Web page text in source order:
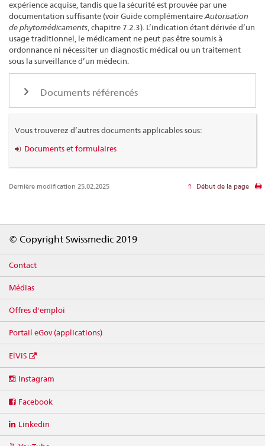
expérience acquise, tandis que la sécurité est prouvée par une
documentation suffisante (voir Guide complémentaireAutorisation
de phytomédicaments , chapitre 7.2.3). L’indication étant dérivée d’un
usage traditionnel, le médicament ne peut pas être soumis à
ordonnance ni nécessiter un diagnostic médical ou un traitement
sous la surveillance d’un médecin.
Documents référencés
Vous trouverez d’autres documents applicables sous:
Documents et formulaires
Dernière modification 25.02.2025 Début de la page
© Copyright Swissmedic 2019
Contact
Médias
Offres d'emploi
Portail eGov (applications)
ElViS
media
Instagram
Facebook
Linkedin